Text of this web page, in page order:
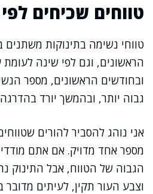
טווחים שכיחים
טווחי נשימה בתינוקות משתנים
הראשונים, וגם לפי שינה לעומת
ובחודשים הראשונים, מספר
גבוה יותר, ובהמשך יורד
אני נוהג להסביר להורים
מספר אחד מדויק. אם אתם
הגבוה של הטווח, אבל התינוק
וצבע העור תקין, לעיתים